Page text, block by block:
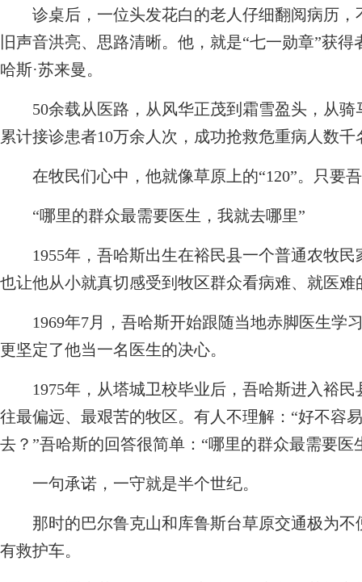
诊桌后，一位头发花白的老人仔细翻阅病历，
旧声音洪亮、思路清晰。他，就是“七一勋章”获
哈斯·苏来曼。
50余载从医路，从风华正茂到霜雪盈头，从骑
累计接诊患者10万余人次，成功抢救危重病人数
在牧民们心中，他就像草原上的“120”。只要
“哪里的群众最需要医生，我就去哪里”
1955年，吾哈斯出生在裕民县一个普通农牧民
也让他从小就真切感受到牧区群众看病难、就医难
1969年7月，吾哈斯开始跟随当地赤脚医生学
更坚定了他当一名医生的决心。
1975年，从塔城卫校毕业后，吾哈斯进入裕民
往最偏远、最艰苦的牧区。有人不理解：“好不容
去？”吾哈斯的回答很简单：“哪里的群众最需要医
一句承诺，一守就是半个世纪。
那时的巴尔鲁克山和库鲁斯台草原交通极为不
有救护车。